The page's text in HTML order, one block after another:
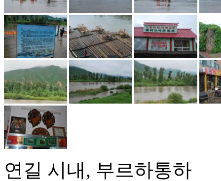
연길 시내, 부르하통하